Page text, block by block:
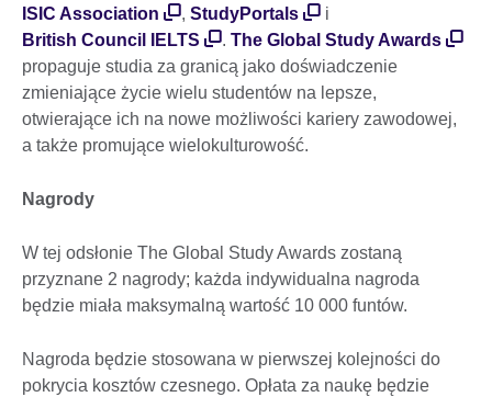
ISIC Association
, StudyPortals
i
British Council IELTS
. The Global Study Awards
propaguje studia za granicą jako doświadczenie
zmieniające życie wielu studentów na lepsze,
otwierające ich na nowe możliwości kariery zawodowej,
a także promujące wielokulturowość.
Nagrody
W tej odsłonie The Global Study Awards zostaną
przyznane 2 nagrody; każda indywidualna nagroda
będzie miała maksymalną wartość 10 000 funtów.
Nagroda będzie stosowana w pierwszej kolejności do
pokrycia kosztów czesnego. Opłata za naukę będzie